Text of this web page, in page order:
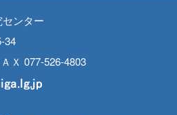
ンター
34
Ｘ 077-526-4803